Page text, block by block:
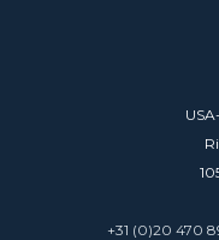
+31 (0)20 470